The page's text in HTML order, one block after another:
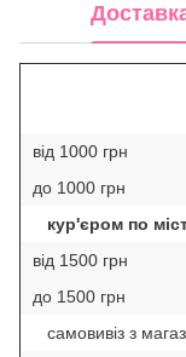
від 1000 грн
до 1000 грн
кур'єром по
від 1500 грн
до 1500 грн
самовивіз з